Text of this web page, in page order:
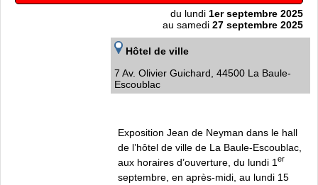
du lundi 1er septembre 2025
au samedi 27 septembre 2025
Hôtel de ville
7 Av. Olivier Guichard, 44500 La Baule-
Escoublac
Exposition Jean de Neyman dans le hall
de l’hôtel de ville de La Baule-Escoublac,
aux horaires d’ouverture, du lundi 1 er
septembre, en après-midi, au lundi 15